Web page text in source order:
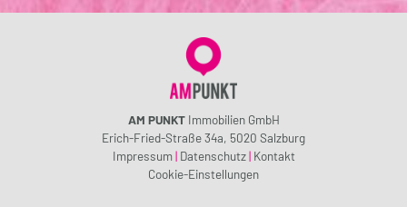
AM PUNKTImmobilien GmbH
Erich-Fried-Straße 34a, 5020 Salzburg
Impressum | Datenschutz | Kontakt
Cookie-Einstellungen